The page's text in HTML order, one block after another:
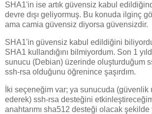
SHA1'in ise artık güvensiz kabul
devre dışı geliyormuş. Bu konuda ilginç
ama camia güvensiz diyorsa güvensizdir.
SHA1'in güvensiz kabul edildiğini
SHA1 kullandığını bilmiyordum. Son 1
sunucu (Debian) üzerinde oluşturduğum
ssh-rsa olduğunu öğrenince şaşırdım.
İki seçeneğim var; ya sunucuda (güvenlik
ederek) ssh-rsa desteğini
anahtarımı sha512 desteği olacak